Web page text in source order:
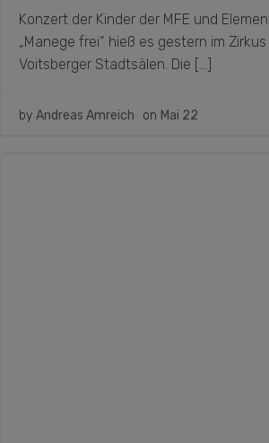
Konzert der Kinder der MFE und
„Manege frei“ hieß es gestern im
Voitsberger Stadtsälen. Die […]
by Andreas Amreich on Mai 22